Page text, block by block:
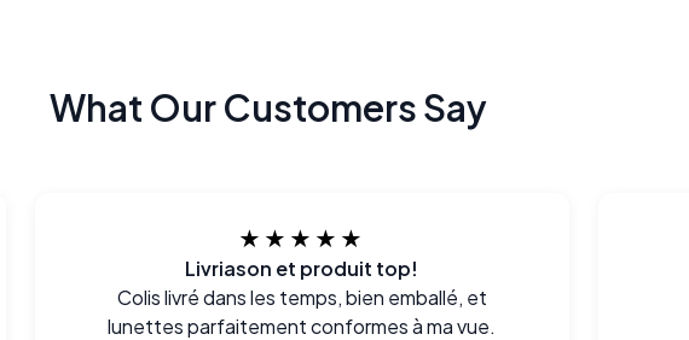
What Our Customers Say
★★★★★
Livriason et produit top!
Colis livré dans les temps, bien emballé, et
lunettes parfaitement conformes à ma vue.